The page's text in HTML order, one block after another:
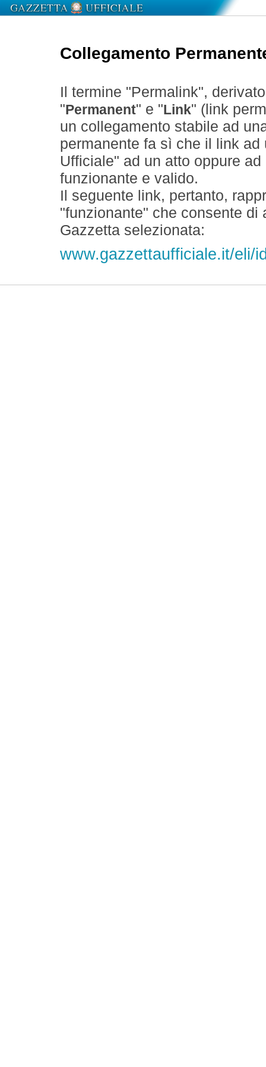
Collegamento
Il termine "Permalink",
" Permanent" e " Link" (link
un collegamento stabile ad
permanente fa sì che il link
Ufficiale" ad un atto oppure
funzionante e valido.
Il seguente link, pertanto,
"funzionante" che consente
Gazzetta selezionata:
www.gazzettaufficiale.it/eli/